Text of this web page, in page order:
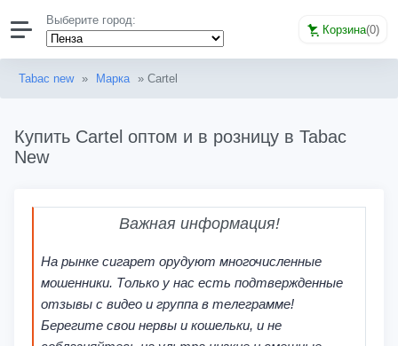
Выберите город:
Корзина(0)
Tabac new » Марка » Cartel
Купить Cartel оптом и в розницу в Tabac
New
Важная информация!
На рынке сигарет орудуют многочисленные
мошенники. Только у нас есть подтвержденные
отзывы с видео и группа в телеграмме!
Берегите свои нервы и кошельки, и не